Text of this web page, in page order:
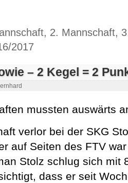
, 2. Mannschaft,
2017
– 2 Kegel = 2
mussten auswärts
verlor bei der SKG
auf Seiten des FTV
Stolz schlug sich mit
dass er seit